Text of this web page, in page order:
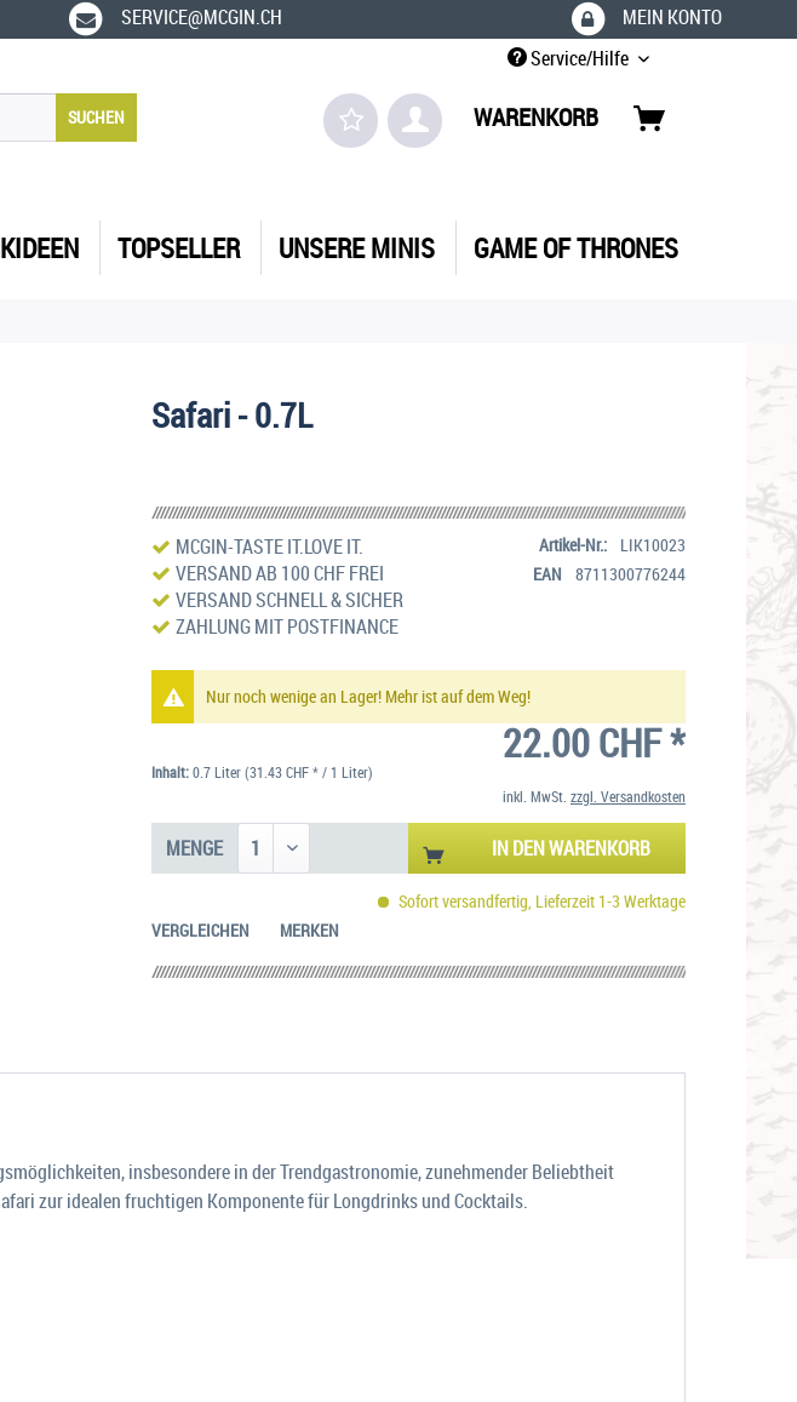
SERVICE@MCGIN.CH
MEIN KONTO
Service/Hilfe
SUCHEN WARENKORB
TOPSELLER UNSERE MINIS GAME OF THRONES
Safari - 0.7L
MCGIN-TASTE IT.LOVE IT.
VERSAND AB 100 CHF FREI
VERSAND SCHNELL & SICHER
ZAHLUNG MIT POSTFINANCE
Artikel-Nr.:
LIK10023
EAN
8711300776244
Nur noch wenige an Lager! Mehr ist auf dem Weg!
22.00 CHF *
Inhalt:0.7 Liter (31.43 CHF * / 1 Liter)
inkl. MwSt. zzgl. Versandkosten
MENGE IN DENWARENKORB
Sofort versandfertig, Lieferzeit 1-3 Werktage
VERGLEICHEN
MERKEN
insbesondere in der Trendgastronomie, zunehmender Beliebtheit
zur idealen fruchtigen Komponente für Longdrinks und Cocktails.